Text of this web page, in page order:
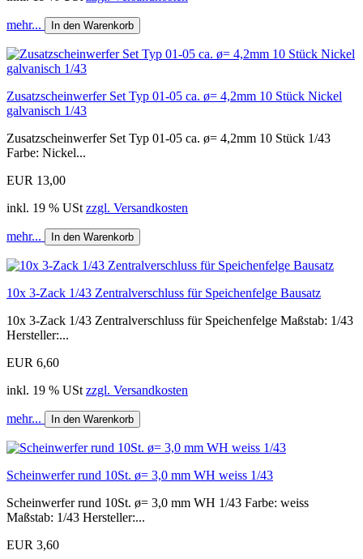
mehr... In den Warenkorb
Zusatzscheinwerfer Set Typ 01-05 ca. ø= 4,2mm 10 Stück Nickel
galvanisch 1/43
Zusatzscheinwerfer Set Typ 01-05 ca. ø= 4,2mm 10 Stück 1/43
Farbe: Nickel...
EUR 13,00
inkl. 19 % USt zzgl. Versandkosten
mehr... In den Warenkorb
10x 3-Zack 1/43 Zentralverschluss für Speichenfelge Bausatz
10x 3-Zack 1/43 Zentralverschluss für Speichenfelge Maßstab: 1/43
Hersteller:...
EUR 6,60
inkl. 19 % USt zzgl. Versandkosten
mehr... In den Warenkorb
Scheinwerfer rund 10St. ø= 3,0 mm WH weiss 1/43
Scheinwerfer rund 10St. ø= 3,0 mm WH 1/43 Farbe: weiss
Maßstab: 1/43 Hersteller:...
EUR 3,60